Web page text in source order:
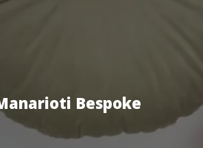
Bespoke